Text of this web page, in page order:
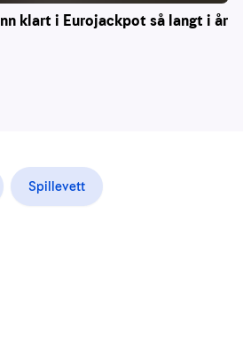
klart i Eurojackpot så langt i år
Spillevett